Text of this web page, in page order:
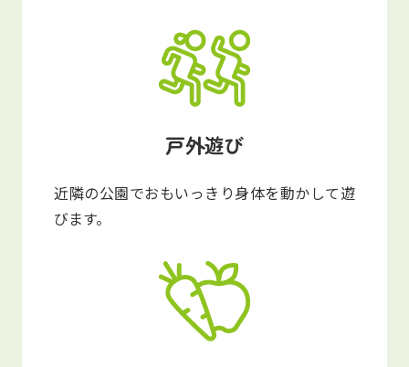
戸外遊び
近隣の公園でおもいっきり身体を動かして遊
びます。